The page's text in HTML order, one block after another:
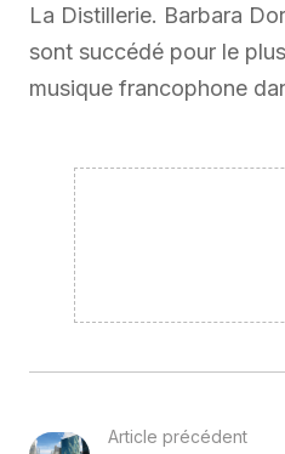
La Distillerie. Barbara
sont succédé pour le
musique francophone
Article précédent